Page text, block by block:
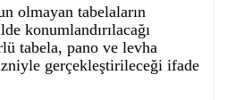
olmayan tabelaların
konumlandırılacağı
tabela, pano ve levha
gerçekleştirileceği ifade